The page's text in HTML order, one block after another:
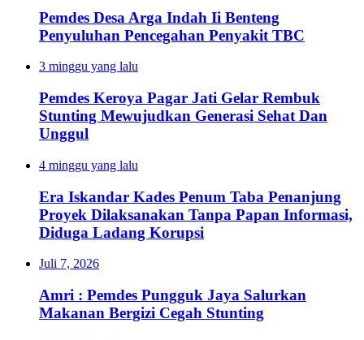
Pemdes Desa Arga Indah Ii Benteng
Penyuluhan Pencegahan Penyakit TBC
3 minggu yang lalu
Pemdes Keroya Pagar Jati Gelar Rembuk
Stunting Mewujudkan Generasi Sehat Dan
Unggul
4 minggu yang lalu
Era Iskandar Kades Penum Taba Penanjung
Proyek Dilaksanakan Tanpa Papan Informasi,
Diduga Ladang Korupsi
Juli 7, 2026
Amri : Pemdes Pungguk Jaya Salurkan
Makanan Bergizi Cegah Stunting